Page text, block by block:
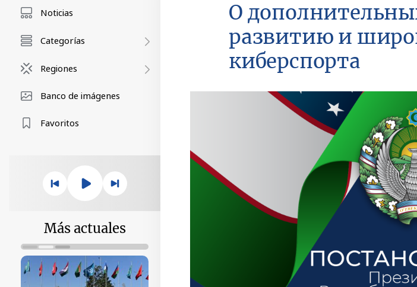
Noticias
Categorías
Regiones
Banco de imágenes
Favoritos
Más actuales
О
развитию и
киберспорта